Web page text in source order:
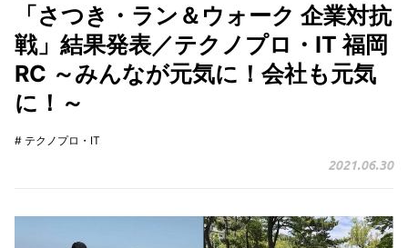
「さつき・ラン＆ウォーク 企業対抗
戦」結果発表／テクノプロ・IT 福岡
RC ～みんなが元気に！会社も元気
に！～
# テクノプロ・IT
2021.06.30